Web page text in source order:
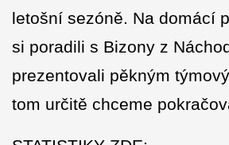
letošní sezóně. Na domácí
si poradili s Bizony z
prezentovali pěkným
tom určitě chceme